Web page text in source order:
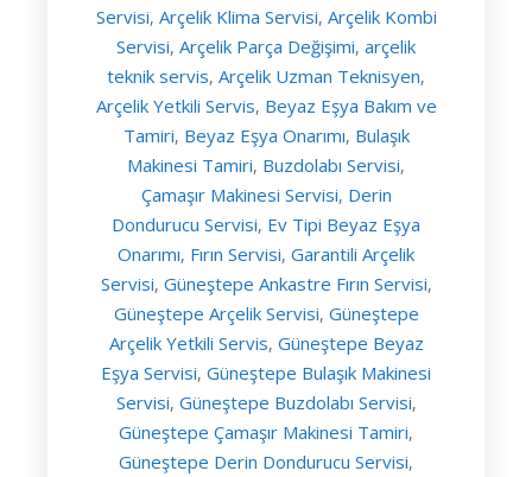
Servisi, Arçelik Klima Servisi, Arçelik Kombi
Servisi, Arçelik Parça Değişimi, arçelik
teknik servis, Arçelik Uzman Teknisyen,
Arçelik Yetkili Servis, Beyaz Eşya Bakım ve
Tamiri, Beyaz Eşya Onarımı, Bulaşık
Makinesi Tamiri, Buzdolabı Servisi,
Çamaşır Makinesi Servisi, Derin
Dondurucu Servisi, Ev Tipi Beyaz Eşya
Onarımı, Fırın Servisi, Garantili Arçelik
Servisi, Güneştepe Ankastre Fırın Servisi,
Güneştepe Arçelik Servisi, Güneştepe
Arçelik Yetkili Servis, Güneştepe Beyaz
Eşya Servisi, Güneştepe Bulaşık Makinesi
Servisi, Güneştepe Buzdolabı Servisi,
Güneştepe Çamaşır Makinesi Tamiri,
Güneştepe Derin Dondurucu Servisi,